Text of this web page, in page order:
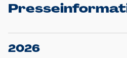
2026